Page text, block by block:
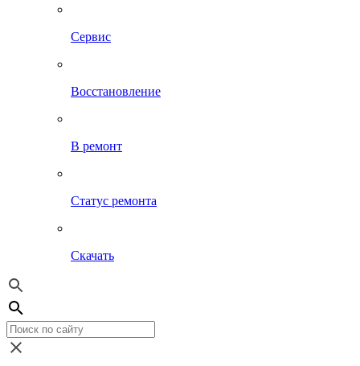
Сервис
Восстановление
В ремонт
Статус ремонта
Скачать